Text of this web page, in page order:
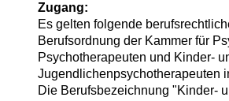
Zugang:
Es gelten folgende
Berufsordnung der Kammer für
Psychotherapeuten und Kinder-
Jugendlichenpsychotherapeuten
Die Berufsbezeichnung "Kinder-